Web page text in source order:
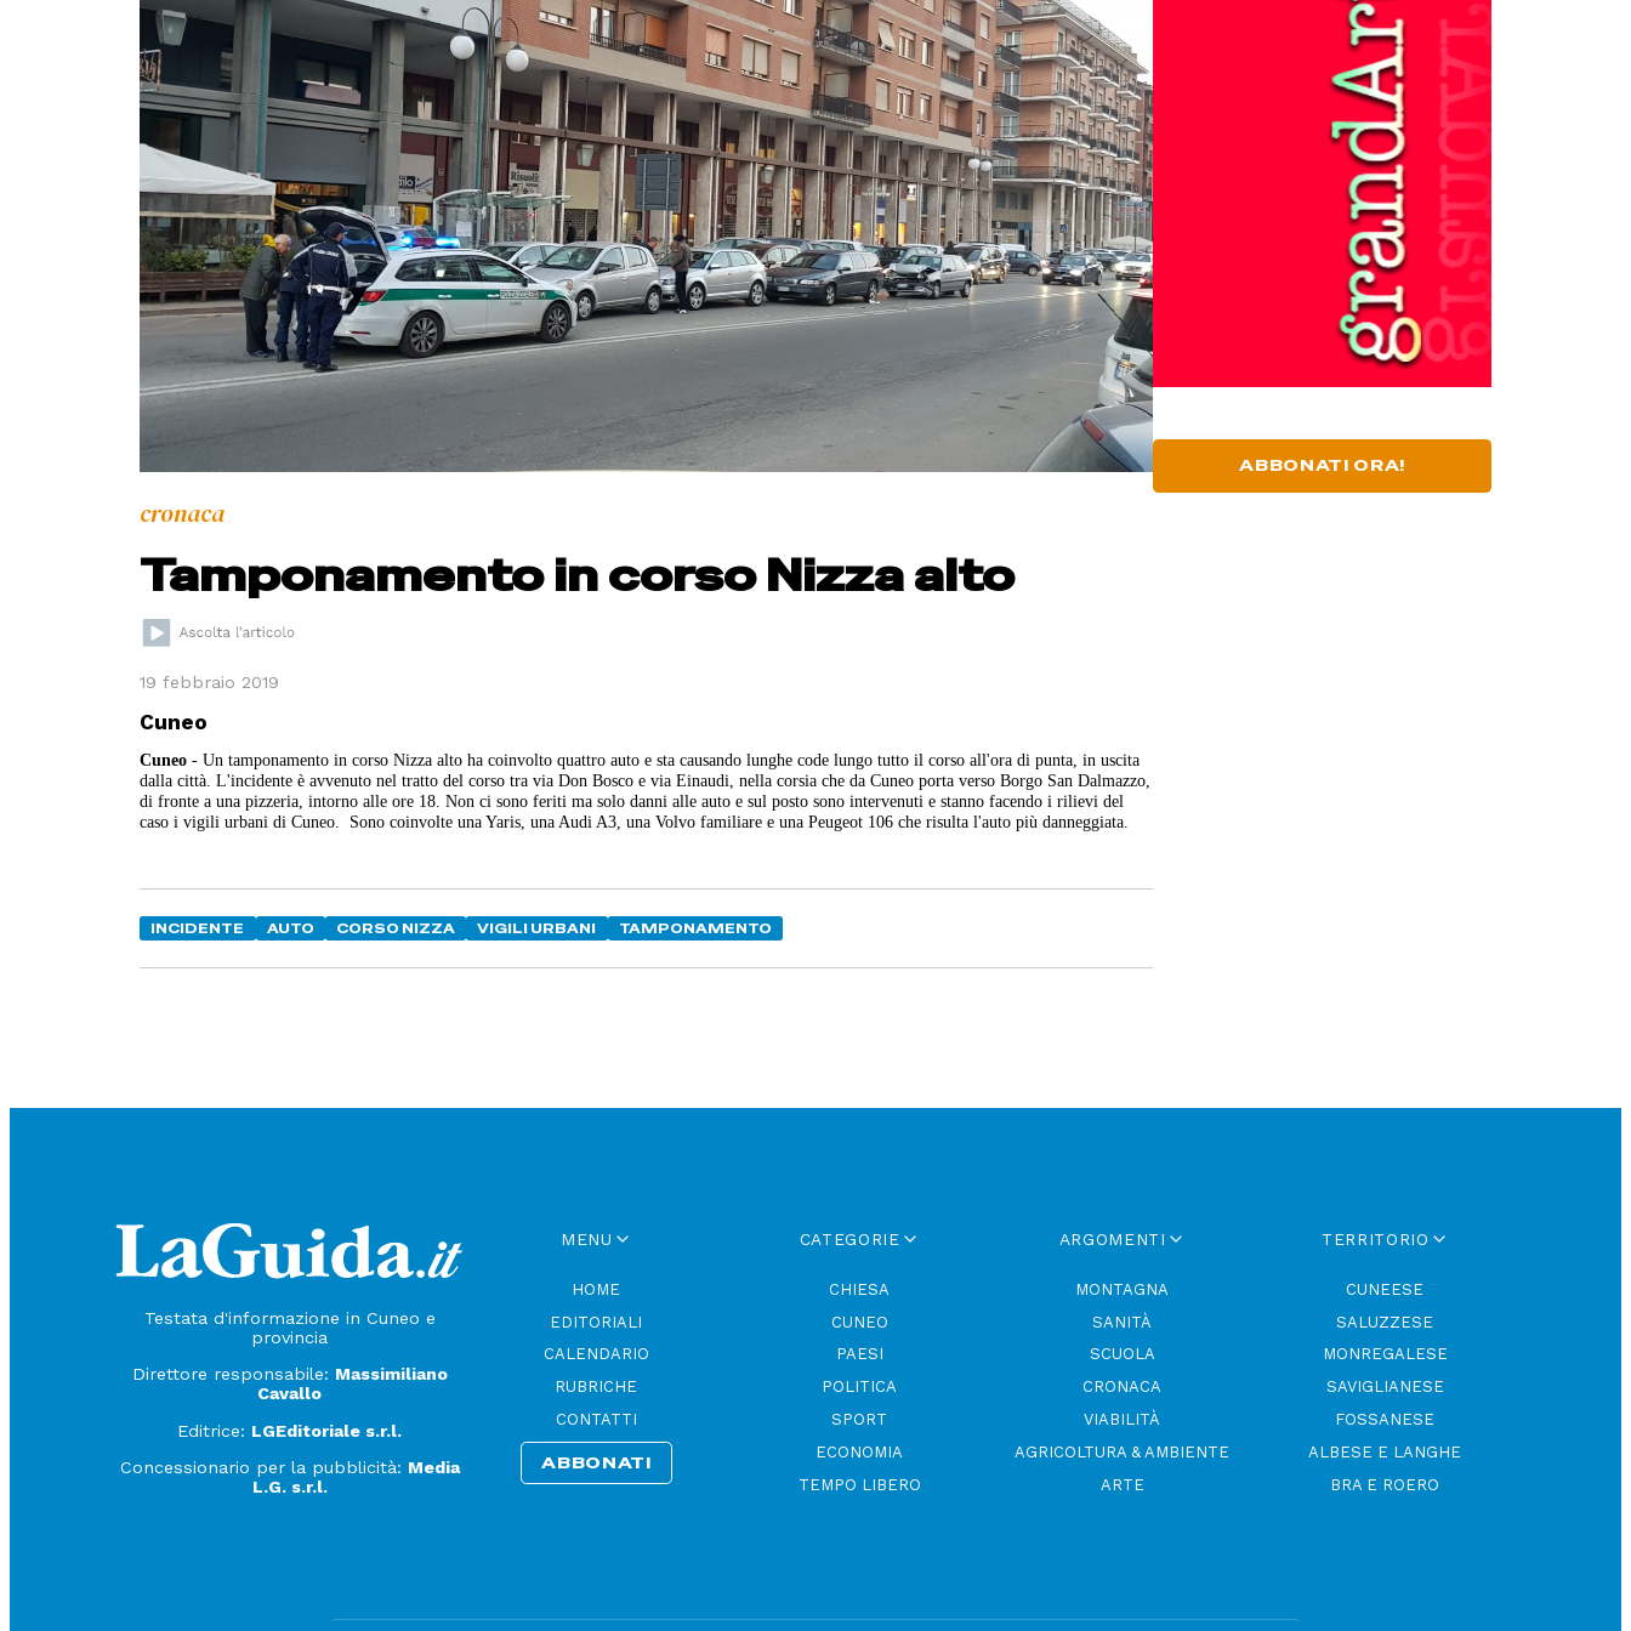
cronaca
Tamponamento in corso Nizza alto
19 febbraio 2019
Cuneo
Cuneo - Un tamponamento in corso Nizza alto ha coinvolto quattro auto e sta causando lunghe code lungo tutto il corso all'ora di punta, in uscita
dalla città. L'incidente è avvenuto nel tratto del corso tra via Don Bosco e via Einaudi, nella corsia che da Cuneo porta verso Borgo San Dalmazzo,
di fronte a una pizzeria, intorno alle ore 18. Non ci sono feriti ma solo danni alle auto e sul posto sono intervenuti e stanno facendo i rilievi del
caso i vigili urbani di Cuneo. Sono coinvolte una Yaris, una Audi A3, una Volvo familiare e una Peugeot 106 che risulta l'auto più danneggiata.
INCIDENTE AUTO CORSO NIZZA VIGILI URBANI TAMPONAMENTO
ABBONATI ORA!
Testata d'informazione in Cuneo e
provincia
Direttore responsabile: Massimiliano
Cavallo
Editrice: LGEditoriale s.r.l.
Concessionario per la pubblicità: Media
L.G. s.r.l.
MENU
HOME
EDITORIALI
CALENDARIO
RUBRICHE
CONTATTI
ABBONATI
CATEGORIE
CHIESA
CUNEO
PAESI
POLITICA
SPORT
ECONOMIA
TEMPO LIBERO
ARGOMENTI
MONTAGNA
SANITÀ
SCUOLA
CRONACA
VIABILITÀ
AGRICOLTURA & AMBIENTE
ARTE
TERRITORIO
CUNEESE
SALUZZESE
MONREGALESE
SAVIGLIANESE
FOSSANESE
ALBESE E LANGHE
BRA E ROERO